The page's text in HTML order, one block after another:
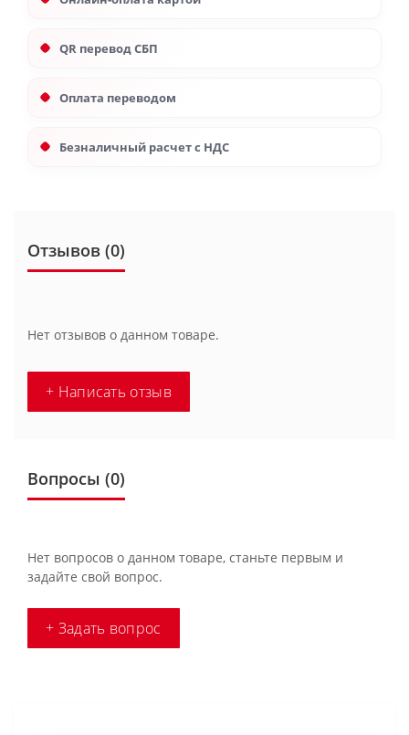
QR перевод СБП
Оплата переводом
Безналичный расчет с НДС
Отзывов (0)
Нет отзывов о данном товаре.
+ Написать отзыв
Вопросы (0)
Нет вопросов о данном товаре, станьте первым и
задайте свой вопрос.
+ Задать вопрос